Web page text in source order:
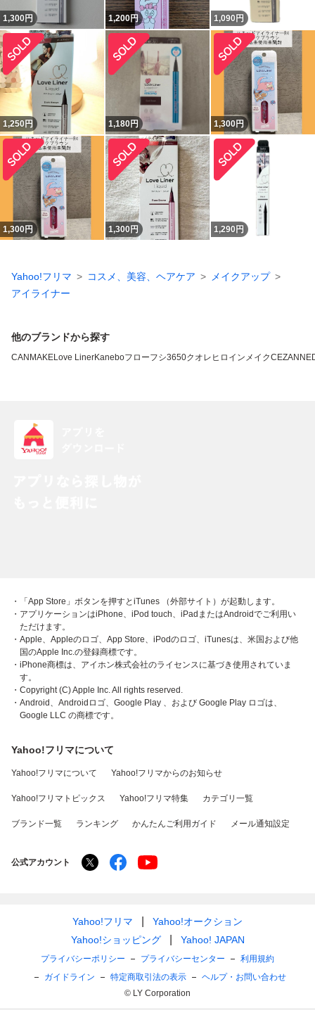
1,300円 1,200円 1,090 円
1,250 円 1,180円 1,300円
1,300円 1,300円 1,290 円
Yahoo!フリマ コスメ、美容、ヘアケア
メイクアップ
アイライナー
他のブランドから探す
CANMAKELove LinerKaneboフローフシ3650クオレ ヒロインメイクCEZANNE
・「App Store」ボタンを押すとiTunes （外部サイト）が起動します。
・アプリケーションはiPhone、iPod touch、iPadまたはAndroidでご利用い
ただけます。
・Apple、Appleのロゴ、App Store、iPodのロゴ、iTunesは、米国および他
国のApple Inc.の登録商標です。
・iPhone商標は、アイホン株式会社のライセンスに基づき使用されていま
す。
・Copyright (C) Apple Inc. All rights reserved.
・Android、Androidロゴ、Google Play 、および Google Play ロゴは、
Google LLC の商標です。
Yahoo!フリマについて
Yahoo!フリマについて Yahoo!フリマからのお知らせ
Yahoo!フリマトピックス Yahoo!フリマ特集 カテゴリ一覧
ブランド一覧 ランキング かんたんご利用ガイド メール通知設定
公式アカウント
Yahoo!フリマ
Yahoo!オークション
Yahoo!ショッピング
Yahoo! JAPAN
プライバシーポリシー プライバシーセンター
利用規約
ガイドライン
特定商取引法の表示
ヘルプ・お問い合わせ
© LY Corporation